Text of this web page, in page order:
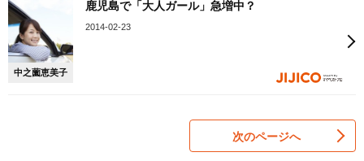
中之薗恵美子
鹿児島で「大人ガール」急増中？
2014-02-23
次のページへ